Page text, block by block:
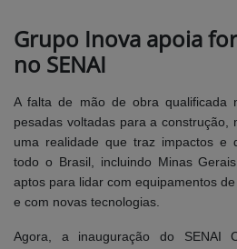
Grupo Inova apoia
no SENAI
A falta de mão de obra qualificada
pesadas voltadas para a construção,
uma realidade que traz impactos e
todo o Brasil, incluindo Minas
aptos para lidar com equipamentos
e com novas tecnologias.
Agora, a inauguração do SENAI